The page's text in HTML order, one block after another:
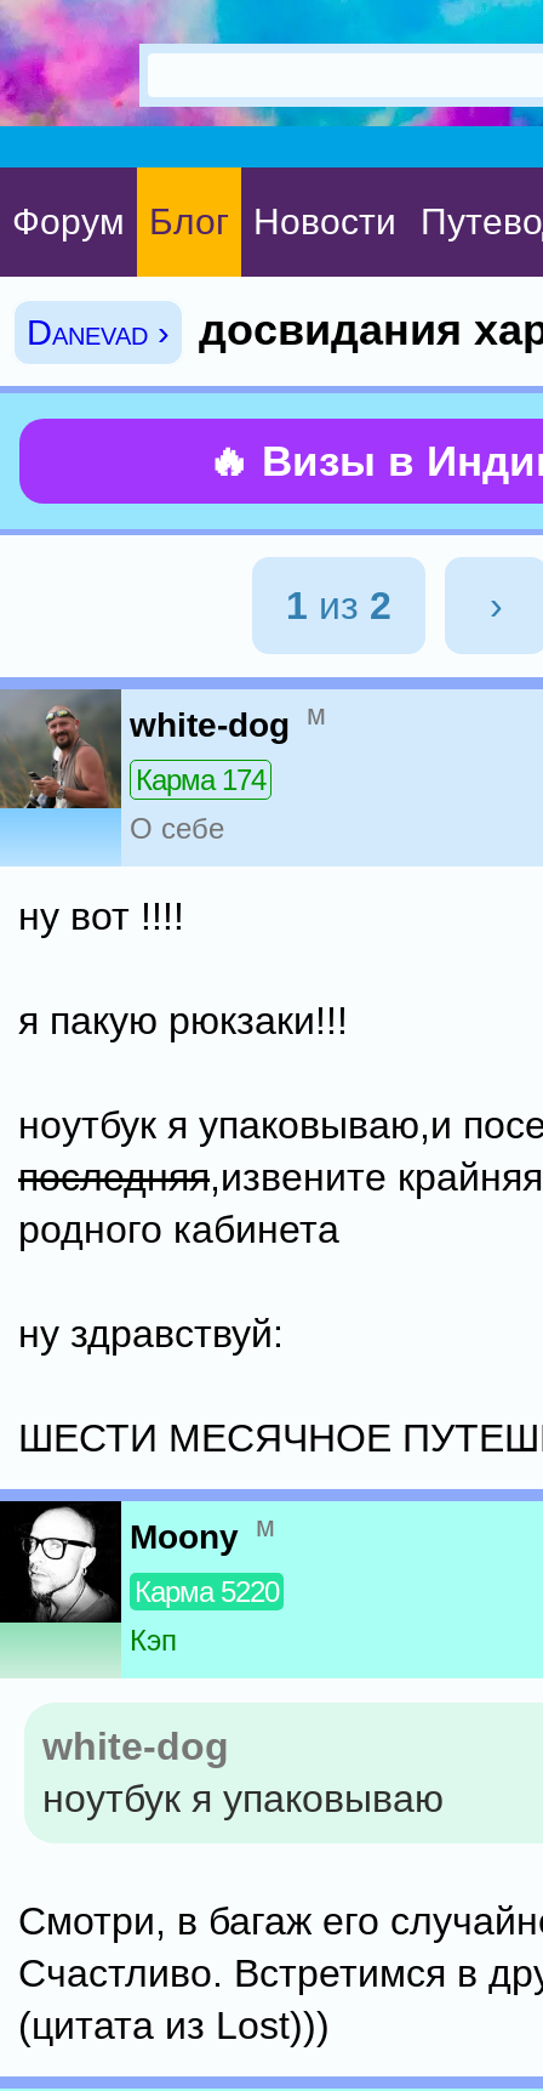
Форум Блог Новости
Danevad › досвидания
🔥 Визы в
1 из 2 ›
white-dog м
Карма 174
О себе
ну вот !!!!
я пакую рюкзаки!!!
ноутбук я упаковываю,и
последняя,извените
родного кабинета
ну здравствуй:
ШЕСТИ МЕСЯЧНОЕ
Moony м
Карма 5220
Кэп
white-dog
ноутбук я упаковываю
Смотри, в багаж его
Счастливо. Встретимся в
(цитата из Lost)))